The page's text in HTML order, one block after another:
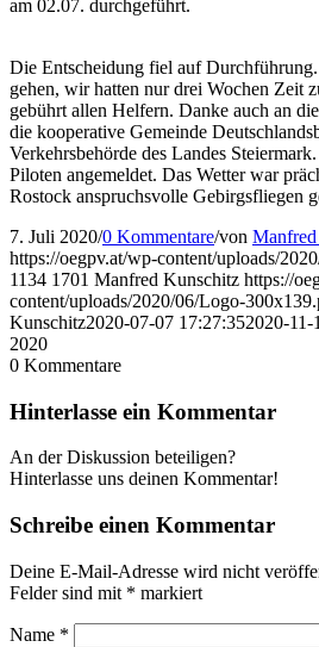
am 02.07. durchgeführt.
Die Entscheidung fiel auf
gehen, wir hatten nur drei Wochen Zeit
gebührt allen Helfern. Danke auch an
die kooperative Gemeinde
Verkehrsbehörde des Landes
Piloten angemeldet. Das Wetter war
Rostock anspruchsvolle Gebirgsfliegen
7. Juli 2020/0 Kommentare/von
https://oegpv.at/wp-content/uploads/
1134 1701 Manfred Kunschitz https://
content/uploads/2020/06/Logo-
Kunschitz2020-07-07 17:27:352020-11-
2020
0 Kommentare
Hinterlasse ein Kommentar
An der Diskussion beteiligen?
Hinterlasse uns deinen Kommentar!
Schreibe einen Kommentar
Deine E-Mail-Adresse wird nicht
Felder sind mit * markiert
Name *